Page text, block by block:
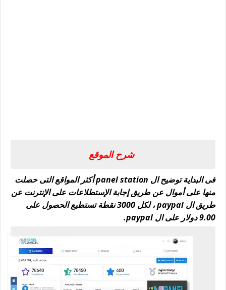
شرح الموقع
فى البداية توضيح ال panel station أكثر المواقع التى حصلت
منها على أموال عن طريق إجابة الإستطلاعات على الإنترنت عن
طريق ال paypal ، لكل 3000 نقطة تستطيع الحصول على
9.00 دولار على ال paypal.